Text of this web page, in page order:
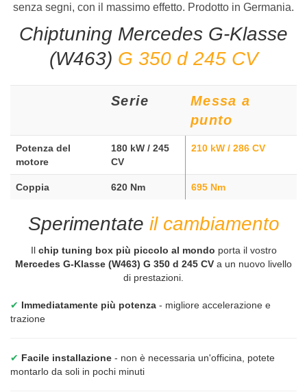
senza segni, con il massimo effetto. Prodotto in Germania.
Chiptuning Mercedes G-Klasse
(W463) G 350 d 245 CV
Serie
Messa a
punto
Potenza del
motore
180 kW / 245
CV
210 kW / 286 CV
Coppia 620 Nm 695 Nm
Sperimentate il cambiamento
Il chip tuning box più piccolo al mondo porta il vostro
Mercedes G-Klasse (W463) G 350 d 245 CV a un nuovo livello
di prestazioni.
✔ Immediatamente più potenza - migliore accelerazione e
trazione
✔ Facile installazione - non è necessaria un'officina, potete
montarlo da soli in pochi minuti